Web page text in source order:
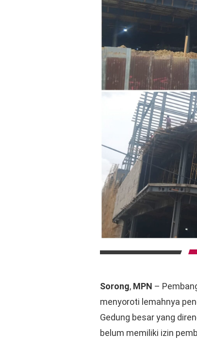
Sorong, MPN –
menyoroti lemahnya
Gedung besar yang
belum memiliki izin